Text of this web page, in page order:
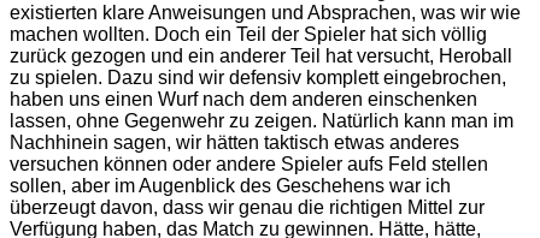
existierten klare Anweisungen und Absprachen, was wir wie
machen wollten. Doch ein Teil der Spieler hat sich völlig
zurück gezogen und ein anderer Teil hat versucht, Heroball
zu spielen. Dazu sind wir defensiv komplett eingebrochen,
haben uns einen Wurf nach dem anderen einschenken
lassen, ohne Gegenwehr zu zeigen. Natürlich kann man im
Nachhinein sagen, wir hätten taktisch etwas anderes
versuchen können oder andere Spieler aufs Feld stellen
sollen, aber im Augenblick des Geschehens war ich
überzeugt davon, dass wir genau die richtigen Mittel zur
Verfügung haben, das Match zu gewinnen. Hätte, hätte,